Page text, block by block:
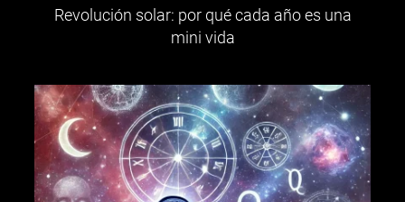
Revolución solar: por qué cada año es una
mini vida